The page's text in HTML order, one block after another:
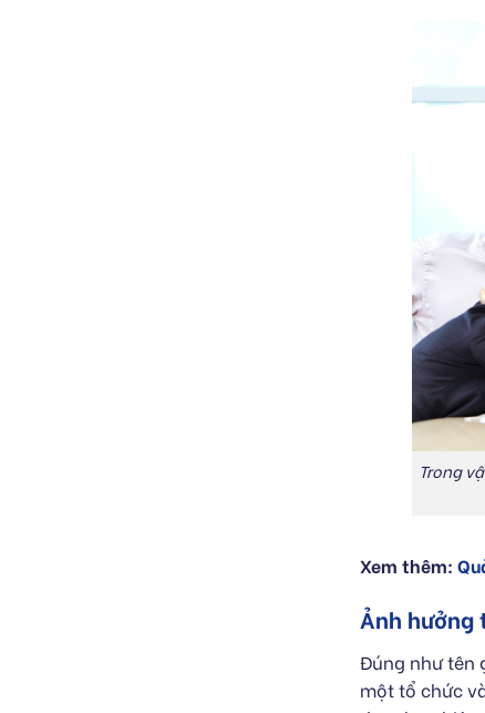
Trong
Xem thêm:
Ảnh hưởng
Đúng như tên
một tổ chức